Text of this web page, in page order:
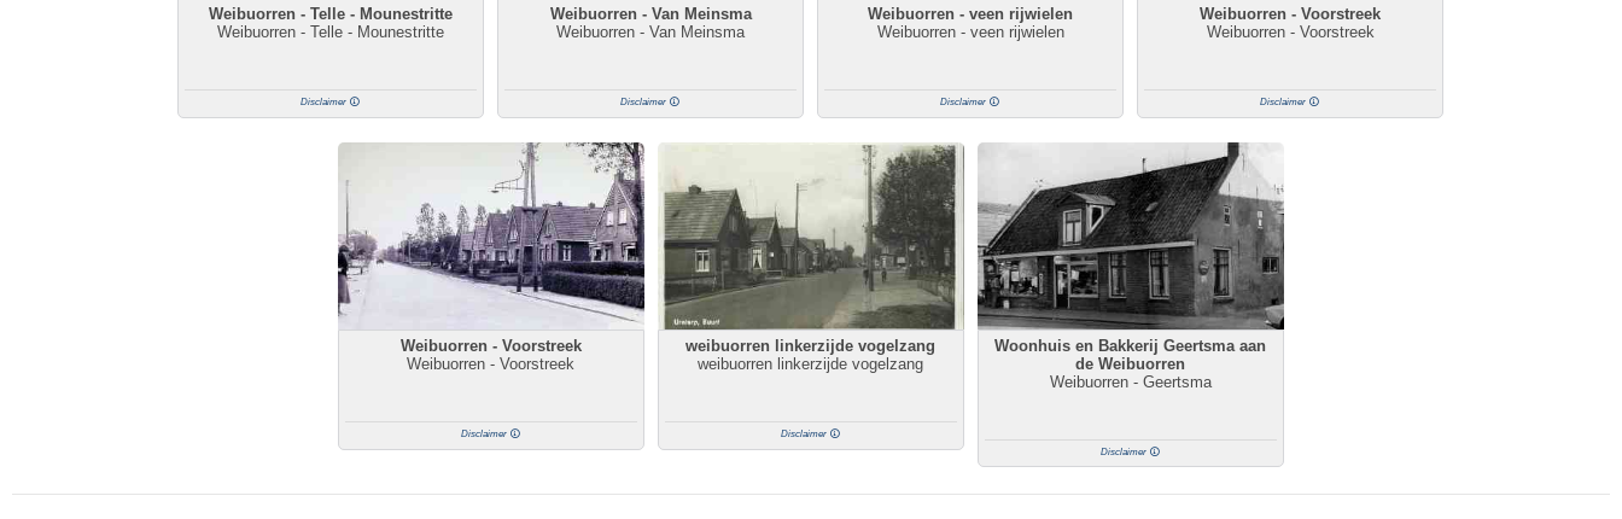
Weibuorren - Telle - Mounestritte
Weibuorren - Telle - Mounestritte
Disclaimer
Weibuorren - Van Meinsma
Weibuorren - Van Meinsma
Disclaimer
Weibuorren - veen rijwielen
Weibuorren - veen rijwielen
Disclaimer
Weibuorren - Voorstreek
Weibuorren - Voorstreek
Disclaimer
Weibuorren - Voorstreek
Weibuorren - Voorstreek
Disclaimer
weibuorren linkerzijde vogelzang
weibuorren linkerzijde vogelzang
Disclaimer
Woonhuis en Bakkerij Geertsma aan
de Weibuorren
Weibuorren - Geertsma
Disclaimer